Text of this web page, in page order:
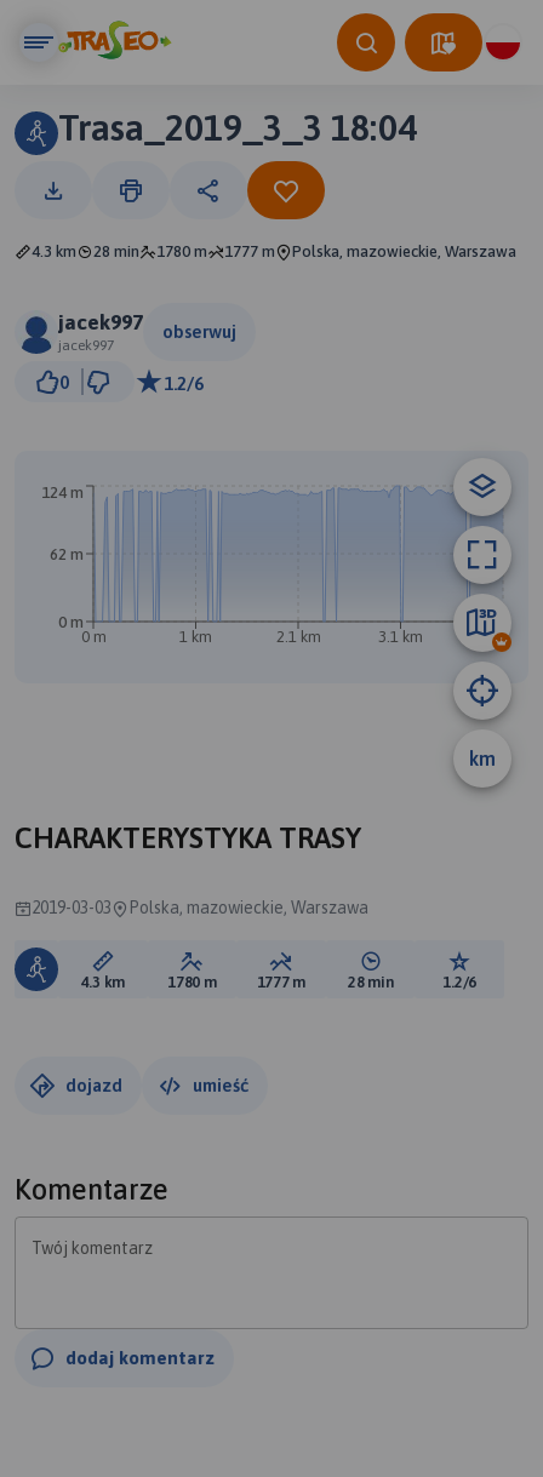
Trasa_2019_3_3 18:04
4.3 km 28 min 1780 m 1777 m Polska, mazowieckie, Warszawa
jacek997
jacek997
obserwuj
0 1.2/6
km
0 m 1 km 2.1 km 3.1 km 4.2 km
0 m
62 m
124 m
CHARAKTERYSTYKA TRASY
2019-03-03 Polska, mazowieckie, Warszawa
Długość trasy:
4.3 km Suma przewyższeń:
1780 m Suma spadków:
1777 m Średni czas potrzebny
28 min Ocena
1.2/6
dojazd umieść
Komentarze
Twój komentarz
dodaj komentarz